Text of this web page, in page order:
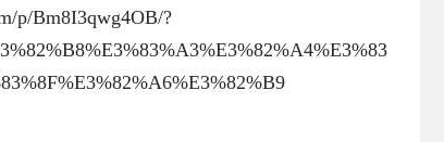
p/Bm8I3qwg4OB/?